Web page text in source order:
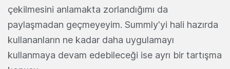
çekilmesini anlamakta zorlandığımı da
paylaşmadan geçmeyeyim. Summly'yi hali hazırda
kullananların ne kadar daha uygulamayı
kullanmaya devam edebileceği ise ayrı bir tartışma